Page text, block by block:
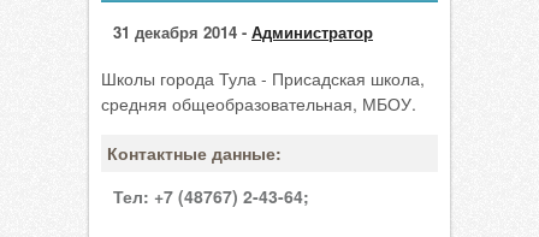
31 декабря 2014 - Администратор
Школы города Тула - Присадская школа,
средняя общеобразовательная, МБОУ.
Контактные данные:
Тел: +7 (48767) 2-43-64;